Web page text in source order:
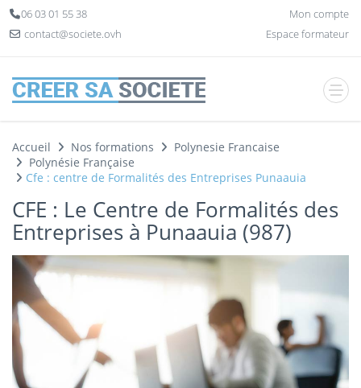
06 03 01 55 38
contact@societe.ovh
Mon compte
Espace formateur
Accueil Nos formations
Polynesie Francaise
Polynésie Française
Cfe : centre de Formalités des Entreprises Punaauia
CFE : Le Centre de Formalités des
Entreprises à Punaauia (987)
Panneau de gestion des cookies